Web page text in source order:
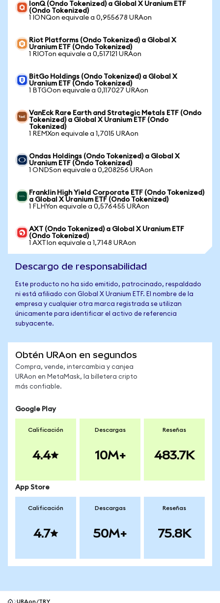
IonQ (Ondo Tokenized) a Global X Uranium ETF
(Ondo Tokenized)
1 IONQon equivale a 0,955678 URAon
Riot Platforms (Ondo Tokenized) a Global X
Uranium ETF (Ondo Tokenized)
1 RIOTon equivale a 0,517121 URAon
BitGo Holdings (Ondo Tokenized) a Global X
Uranium ETF (Ondo Tokenized)
1 BTGOon equivale a 0,117027 URAon
VanEck Rare Earth and Strategic Metals ETF (Ondo
Tokenized) a Global X Uranium ETF (Ondo
Tokenized)
1 REMXon equivale a 1,7015 URAon
Ondas Holdings (Ondo Tokenized) a Global X
Uranium ETF (Ondo Tokenized)
1 ONDSon equivale a 0,208256 URAon
Franklin High Yield Corporate ETF (Ondo Tokenized)
a Global X Uranium ETF (Ondo Tokenized)
1 FLHYon equivale a 0,576455 URAon
AXT (Ondo Tokenized) a Global X Uranium ETF
(Ondo Tokenized)
1 AXTIon equivale a 1,7148 URAon
Descargo de responsabilidad
Este producto no ha sido emitido, patrocinado, respaldado
ni está afiliado con Global X Uranium ETF. El nombre de la
empresa y cualquier otra marca registrada se utilizan
únicamente para identificar el activo de referencia
subyacente.
Obtén URAon en segundos
Compra, vende, intercambia y canjea
URAon en MetaMask, la billetera cripto
más confiable.
Google Play
Calificación
4.4
Descargas
10M+
Reseñas
483.7K
App Store
Calificación
4.7
Descargas
50M+
Reseñas
75.8K
URAon/TRY